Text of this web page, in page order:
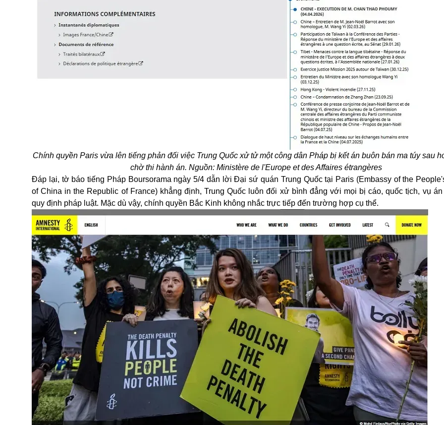
Chính quyền Paris vừa lên tiếng phản đối việc Trung Quốc xử tử một công dân Pháp bị kết án buôn bán ma túy sau
chờ thi hành án. Nguồn: Ministère de l'Europe et des Affaires étrangères
Đáp lại, tờ báo tiếng Pháp Boursorama ngày 5/4 dẫn lời Đại sứ quán Trung Quốc tại Paris (Embassy of the
of China in the Republic of France) khẳng định, Trung Quốc luôn đối xử bình đẳng với mọi bị cáo, quốc tịch, vụ án
quy định pháp luật. Mặc dù vậy, chính quyền Bắc Kinh không nhắc trực tiếp đến trường hợp cụ thể.